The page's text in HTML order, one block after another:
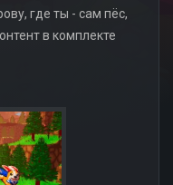
где ты - сам пёс,
в комплекте